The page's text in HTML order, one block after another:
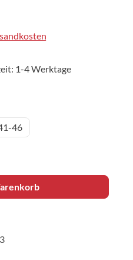
1-4 Werktage
46
den gewünschten